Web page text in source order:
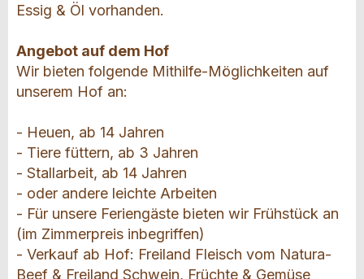
Essig & Öl vorhanden.
Angebot auf dem Hof
Wir bieten folgende Mithilfe-Möglichkeiten auf
unserem Hof an:
- Heuen, ab 14 Jahren
- Tiere füttern, ab 3 Jahren
- Stallarbeit, ab 14 Jahren
- oder andere leichte Arbeiten
- Für unsere Feriengäste bieten wir Frühstück an
(im Zimmerpreis inbegriffen)
- Verkauf ab Hof: Freiland Fleisch vom Natura-
Beef & Freiland Schwein, Früchte & Gemüse